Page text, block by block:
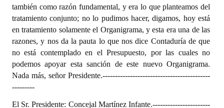
también como razón fundamental, y era lo que planteamos del
tratamiento conjunto; no lo pudimos hacer, digamos, hoy está
en tratamiento solamente el Organigrama, y esta era una de las
razones, y nos da la pauta lo que nos dice Contaduría de que
no está contemplado en el Presupuesto, por las cuales no
podemos apoyar esta sanción de este nuevo Organigrama.
Nada más, señor Presidente.-------------------------------------------
---------
El Sr. Presidente: Concejal Martínez Infante.-----------------------